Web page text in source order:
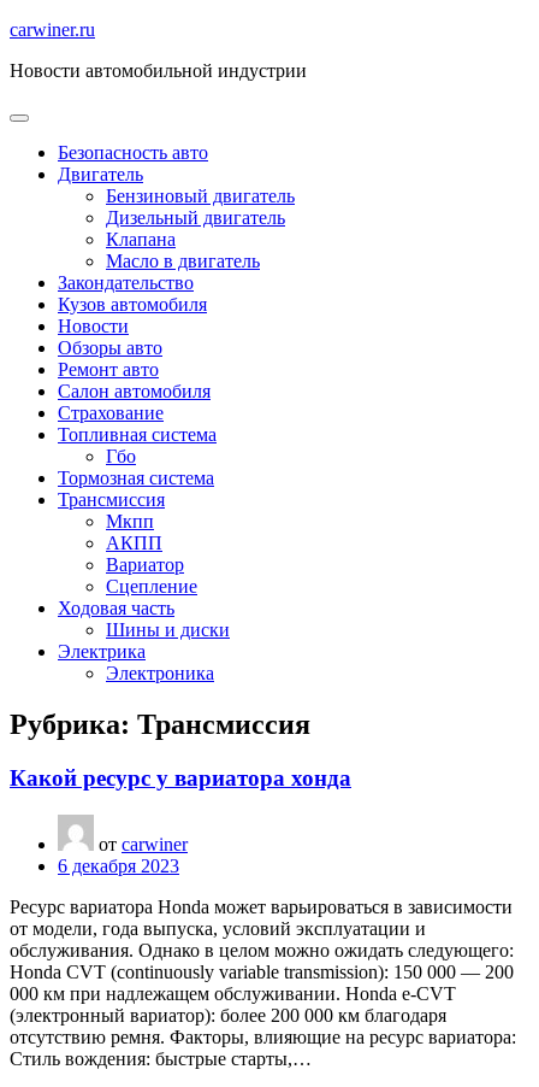
Перейти
содержимому
carwiner.ru
Новости автомобильной индустрии
Безопасность авто
Двигатель
Бензиновый двигатель
Дизельный двигатель
Клапана
Масло в двигатель
Закондательство
Кузов автомобиля
Новости
Обзоры авто
Ремонт авто
Салон автомобиля
Страхование
Топливная система
Гбо
Тормозная система
Трансмиссия
Мкпп
АКПП
Вариатор
Сцепление
Ходовая часть
Шины и диски
Электрика
Электроника
Рубрика: Трансмиссия
Какой ресурс у вариатора хонда
от carwiner
6 декабря 2023
Ресурс вариатора Honda может варьироваться в зависимости
от модели, года выпуска, условий эксплуатации и
обслуживания. Однако в целом можно ожидать следующего:
Honda CVT (continuously variable transmission): 150 000 — 200
000 км при надлежащем обслуживании. Honda e-CVT
(электронный вариатор): более 200 000 км благодаря
отсутствию ремня. Факторы, влияющие на ресурс вариатора:
Стиль вождения: быстрые старты,…